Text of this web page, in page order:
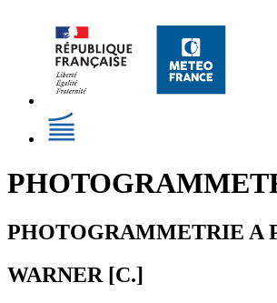
PHOTOGRAMMETRIE A
WARNER [C.]